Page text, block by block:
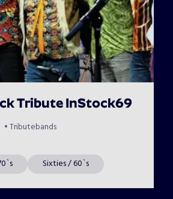
Tribute InStock69
•Tributebands
Sixties / 60`s